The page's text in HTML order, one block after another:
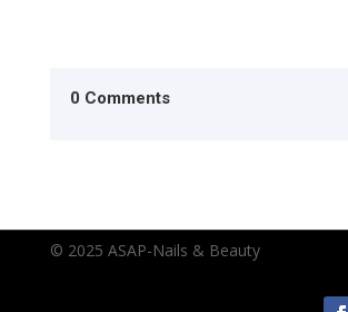
0 Comments
© 2025 ASAP-Nails & Beauty